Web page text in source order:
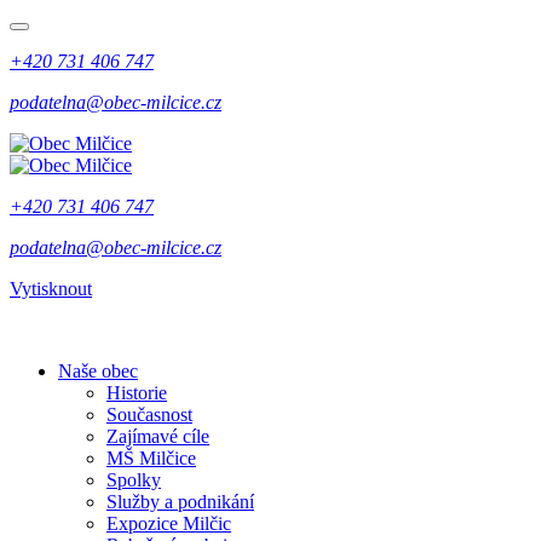
+420 731 406 747
podatelna@obec-milcice.cz
+420 731 406 747
podatelna@obec-milcice.cz
Vytisknout
Naše obec
Historie
Současnost
Zajímavé cíle
MŠ Milčice
Spolky
Služby a podnikání
Expozice Milčic